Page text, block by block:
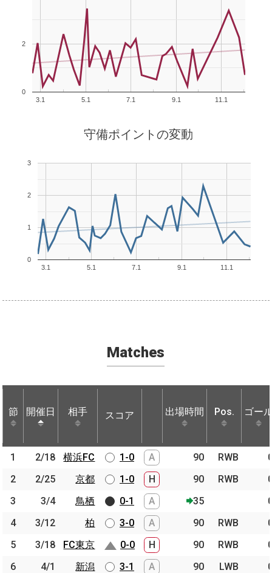
3.1 5.1 7.1 9.1 11.1
0
2
守備ポイントの変動
3.1 5.1 7.1 9.1 11.1
0
1
2
3
Matches
節 開催日 相手 スコア 出場時間 Pos. ゴー
節 開催日 相手 スコア 出場時間 Pos. ゴー
1 2/18 横浜FC 1-0 A 90 RWB
2
2/25 京都 1-0 H 90 RWB
3
3/4 鳥栖 0-1 A 35
4
3/12 柏 3-0 A 90 RWB
5
3/18 FC東京 0-0 H 90 RWB
6
4/1 新潟 3-1 A 90 LWB
節 開催日 相手
1 2/18
横浜FC
2
2/25
京都
3
3/4
鳥栖
4
3/12
柏
5
3/18
FC東京
6
4/1
新潟